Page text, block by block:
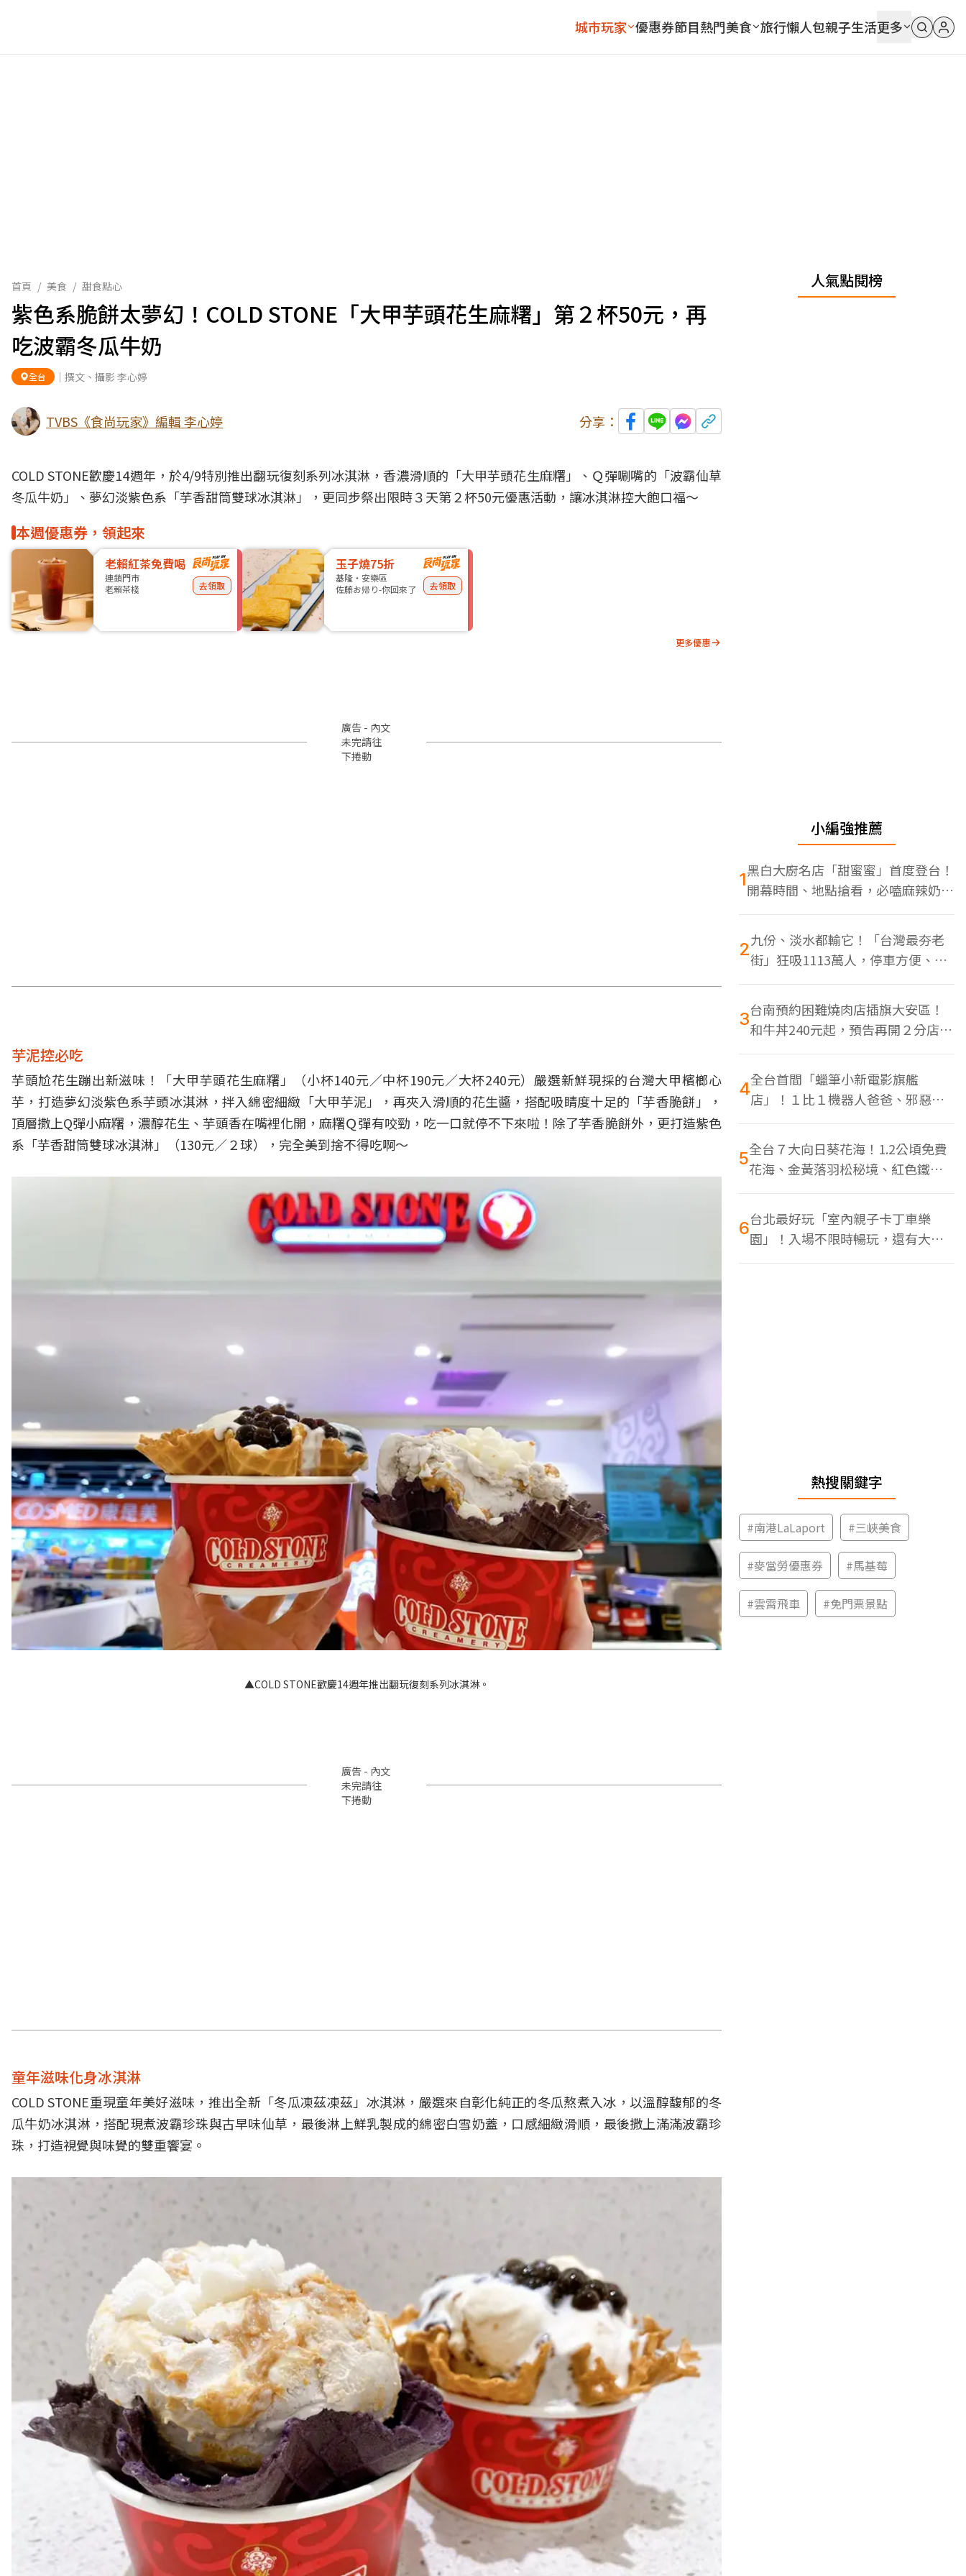
城市玩家 優惠券節目熱門美食 旅行懶人包親子生活更多
首頁 / 美食 / 甜食點心
紫色系脆餅太夢幻！COLD STONE「大甲芋頭花生麻糬」第２杯50元，再
吃波霸冬瓜牛奶
全台 ｜撰文、攝影 李心婷
TVBS《食尚玩家》編輯 李心婷 分享：
COLD STONE歡慶14週年，於4/9特別推出翻玩復刻系列冰淇淋，香濃滑順的「大甲芋頭花生麻糬」、Ｑ彈唰嘴的「波霸仙草
冬瓜牛奶」、夢幻淡紫色系「芋香甜筒雙球冰淇淋」，更同步祭出限時３天第２杯50元優惠活動，讓冰淇淋控大飽口福～
本週優惠券，領起來
老賴紅茶免費喝
連鎖門市
老賴茶棧
去領取
玉子燒75折
基隆・安樂區
佐藤お帰り-你回來了
去領取
更多優惠
廣告 - 內文
未完請往
下捲動
芋泥控必吃
芋頭尬花生蹦出新滋味！「大甲芋頭花生麻糬」（小杯140元／中杯190元／大杯240元）嚴選新鮮現採的台灣大甲檳榔心
芋，打造夢幻淡紫色系芋頭冰淇淋，拌入綿密細緻「大甲芋泥」，再夾入滑順的花生醬，搭配吸睛度十足的「芋香脆餅」，
頂層撒上Q彈小麻糬，濃醇花生、芋頭香在嘴裡化開，麻糬Ｑ彈有咬勁，吃一口就停不下來啦！除了芋香脆餅外，更打造紫色
系「芋香甜筒雙球冰淇淋」（130元／２球），完全美到捨不得吃啊～
▲COLD STONE歡慶14週年推出翻玩復刻系列冰淇淋。
廣告 - 內文
未完請往
下捲動
童年滋味化身冰淇淋
COLD STONE重現童年美好滋味，推出全新「冬瓜凍茲凍茲」冰淇淋，嚴選來自彰化純正的冬瓜熬煮入冰，以溫醇馥郁的冬
瓜牛奶冰淇淋，搭配現煮波霸珍珠與古早味仙草，最後淋上鮮乳製成的綿密白雪奶蓋，口感細緻滑順，最後撒上滿滿波霸珍
珠，打造視覺與味覺的雙重饗宴。
人氣點閱榜
小編強推薦
1黑白大廚名店「甜蜜蜜」首度登台！
開幕時間、地點搶看，必嗑麻辣奶油
蝦
2九份、淡水都輸它！「台灣最夯老
街」狂吸1113萬人，停車方便、特
色美食多
3台南預約困難燒肉店插旗大安區！
和牛丼240元起，預告再開２分店、
地點曝光
4全台首間「蠟筆小新電影旗艦
店」！１比１機器人爸爸、邪惡正
男，百款周邊買翻
5全台７大向日葵花海！1.2公頃免費
花海、金黃落羽松秘境、紅色鐵橋
同框
6台北最好玩「室內親子卡丁車樂
園」！入場不限時暢玩，還有大螢
幕Switch遊戲區
熱搜關鍵字
#南港LaLaport #三峽美食
#麥當勞優惠券 #馬基莓
#雲霄飛車 #免門票景點